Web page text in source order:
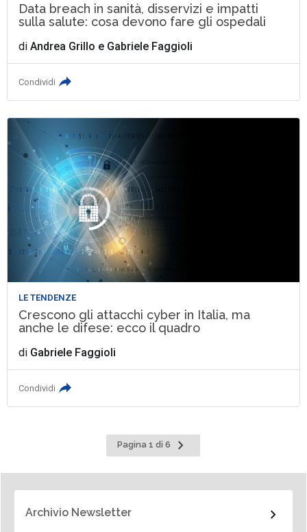
Data breach in sanità, disservizi e impatti
sulla salute: cosa devono fare gli ospedali
diAndrea Grillo e Gabriele Faggioli
Condividi
LE TENDENZE
Crescono gli attacchi cyber in Italia, ma
anche le difese: ecco il quadro
di Gabriele Faggioli
Condividi
Pagina 1 di 6
Pagina
successiva
Archivio Newsletter